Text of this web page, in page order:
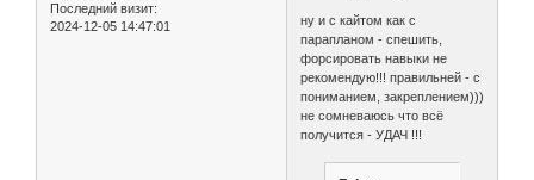
Последний визит:
2024-12-05 14:47:01
ну и с кайтом как с
парапланом - спешить,
форсировать навыки не
рекомендую!!! правильней - с
пониманием, закреплением)))
не сомневаюсь что всё
получится - УДАЧ !!!